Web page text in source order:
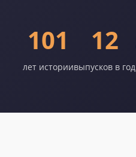
101
лет истории
12
выпусков в год